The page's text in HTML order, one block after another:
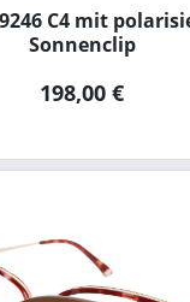
C4 mit
Sonnenclip
198,00 €